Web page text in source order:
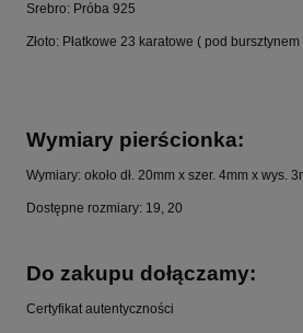
Srebro: Próba 925
Złoto: Płatkowe 23 karatowe ( pod bursztynem
Wymiary pierścionka:
Wymiary: około dł. 20mm x szer. 4mm x wys.
Dostępne rozmiary: 19, 20
Do zakupu dołączamy:
Certyfikat autentyczności